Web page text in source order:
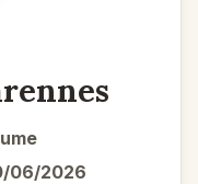
06/2026